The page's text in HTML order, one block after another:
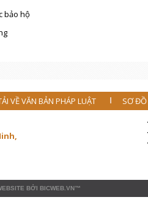
bảo hộ
VỀ VĂN BẢN PHÁP LUẬT SƠ ĐỒ
BỞI BICWEB.VN™